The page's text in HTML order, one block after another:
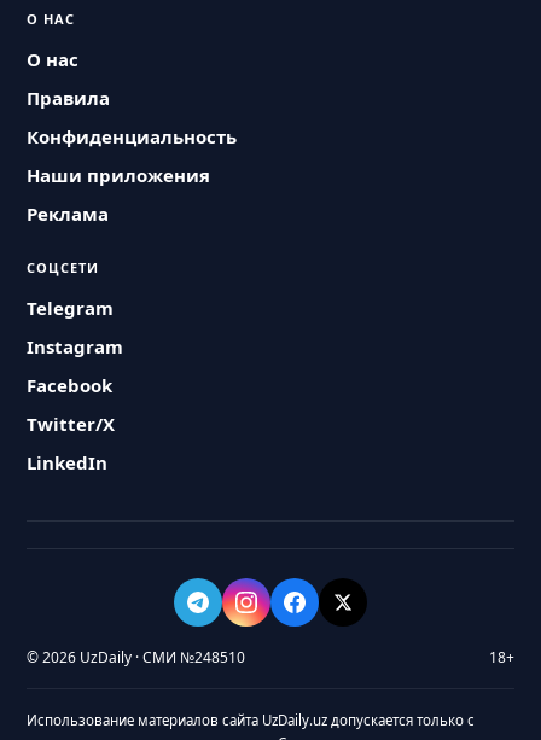
О НАС
О нас
Правила
Конфиденциальность
Наши приложения
Реклама
СОЦСЕТИ
Telegram
Instagram
Facebook
Twitter/X
LinkedIn
© 2026 UzDaily · СМИ №248510 18+
Использование материалов сайта UzDaily.uz допускается только с